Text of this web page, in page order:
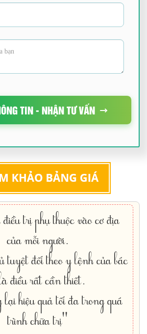
TIN - NHẬN TƯ VẤN
trị phụ thuộc vào cơ địa
của mỗi người.
đối theo y lệnh của bác
điều rất cần thiết.
hiệu quả tối đa trong quá
trình chữa trị"